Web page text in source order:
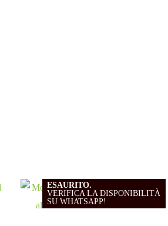
ESAURITO.
VERIFICA LA DISPONIBILITÀ
SU WHATSAPP!